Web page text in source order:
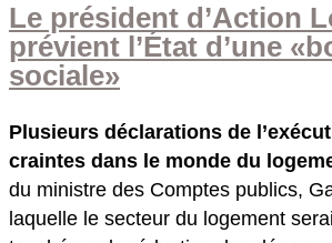
Le président d’Action
prévient l’État d’une
sociale»
Plusieurs déclarations de
craintes dans le monde du
du ministre des Comptes publics,
laquelle le secteur du logement